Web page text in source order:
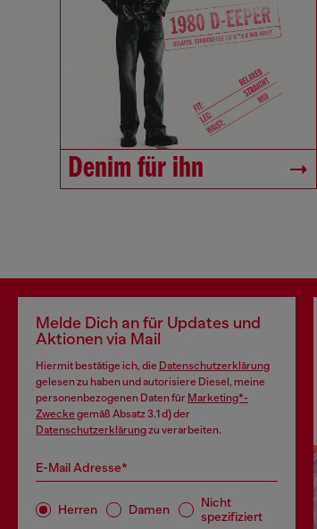
Denim für ihn
Melde Dich an für Updates und
Aktionen via Mail
Hiermit bestätige ich, die Datenschutzerklärung
gelesen zu haben und autorisiere Diesel, meine
personenbezogenen Daten für Marketing*-
Zwecke gemäß Absatz 3.1 d) der
Datenschutzerklärungzu verarbeiten.
E-Mail Adresse*
Herren Damen
Nicht
spezifiziert